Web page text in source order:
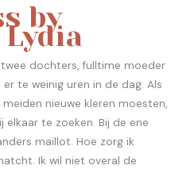
by
dochters, fulltime moeder
te weinig uren in de dag. Als
nieuwe kleren moesten,
te zoeken. Bij de ene
maillot. Hoe zorg ik
Ik wil niet overal de